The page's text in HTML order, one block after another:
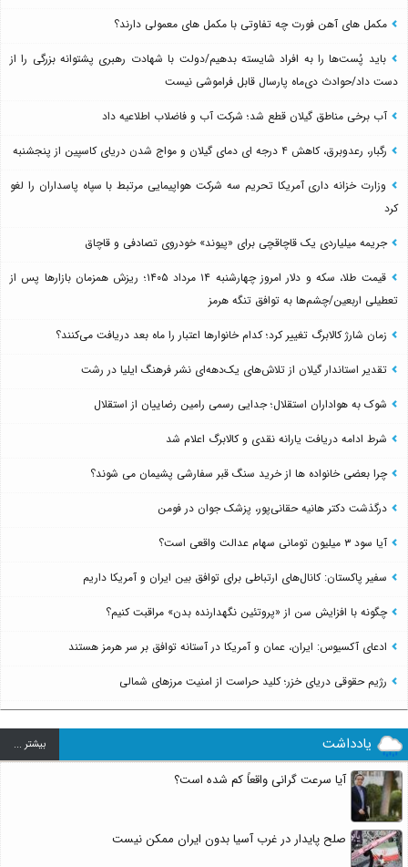
مکمل های آهن فورت چه تفاوتی با مکمل های معمولی دارند؟
باید پُست‌ها را به افراد شایسته بدهیم/دولت با شهادت رهبری پشتوانه بزرگی را از
دست داد/حوادث دی‌ماه پارسال قابل فراموشی نیست
آب برخی مناطق گیلان قطع شد؛ شرکت آب و فاضلاب اطلاعیه داد
رگبار، رعدوبرق، کاهش ۴ درجه ای دمای گیلان و مواج شدن دریای کاسپین از پنجشنبه
وزارت خزانه داری آمریکا تحریم سه شرکت هواپیمایی مرتبط با سپاه پاسداران را لغو
کرد
جریمه میلیاردی یک قاچاقچی برای «پیوند» خودروی تصادفی و قاچاق
قیمت طلا، سکه و دلار امروز چهارشنبه ۱۴ مرداد ۱۴۰۵؛ ریزش همزمان بازارها پس از
تعطیلی اربعین/چشم‌ها به توافق تنگه هرمز
زمان شارژ کالابرگ تغییر کرد؛ کدام خانوارها اعتبار را ماه بعد دریافت می‌کنند؟
تقدیر استاندار گیلان از تلاش‌های یک‌دهه‌ای نشر فرهنگ ایلیا در رشت
شوک به هواداران استقلال؛ جدایی رسمی رامین رضاییان از استقلال
شرط ادامه دریافت یارانه نقدی و کالابرگ اعلام شد
چرا بعضی خانواده ها از خرید سنگ قبر سفارشی پشیمان می شوند؟
درگذشت دکتر هانیه حقانی‌پور، پزشک جوان در فومن
آیا سود ۳ میلیون تومانی سهام عدالت واقعی است؟
سفیر پاکستان: کانال‌های ارتباطی برای توافق بین ایران و آمریکا داریم
چگونه با افزایش سن از «پروتئین نگهدارنده بدن» مراقبت کنیم؟
ادعای آکسیوس: ایران، عمان و آمریکا در آستانه توافق بر سر هرمز هستند
رژیم حقوقی دریای خزر؛ کلید حراست از امنیت مرزهای شمالی
یادداشت بيشتر ...
آیا سرعت گرانی واقعاً کم شده است؟
صلح پایدار در غرب آسیا بدون ایران ممکن نیست